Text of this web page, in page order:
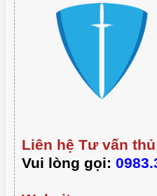
Liên hệ Tư vấn
Vui lòng gọi: